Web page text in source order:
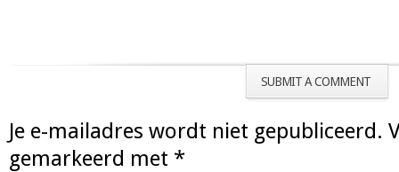
SUBMIT A COMMENT
Je e-mailadres wordt niet gepubliceerd.
gemarkeerd met *